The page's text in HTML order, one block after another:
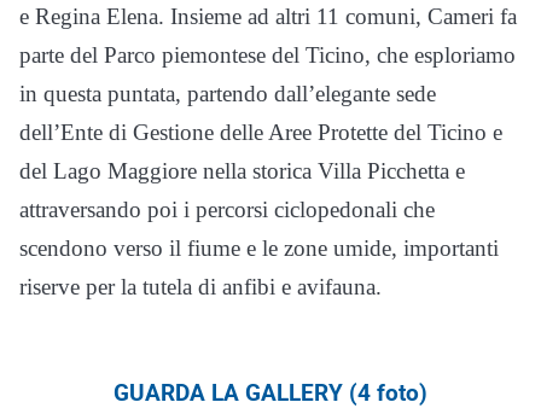
e Regina Elena. Insieme ad altri 11 comuni, Cameri fa
parte del Parco piemontese del Ticino, che esploriamo
in questa puntata, partendo dall’elegante sede
dell’Ente di Gestione delle Aree Protette del Ticino e
del Lago Maggiore nella storica Villa Picchetta e
attraversando poi i percorsi ciclopedonali che
scendono verso il fiume e le zone umide, importanti
riserve per la tutela di anfibi e avifauna.
GUARDA LA GALLERY (4 foto)